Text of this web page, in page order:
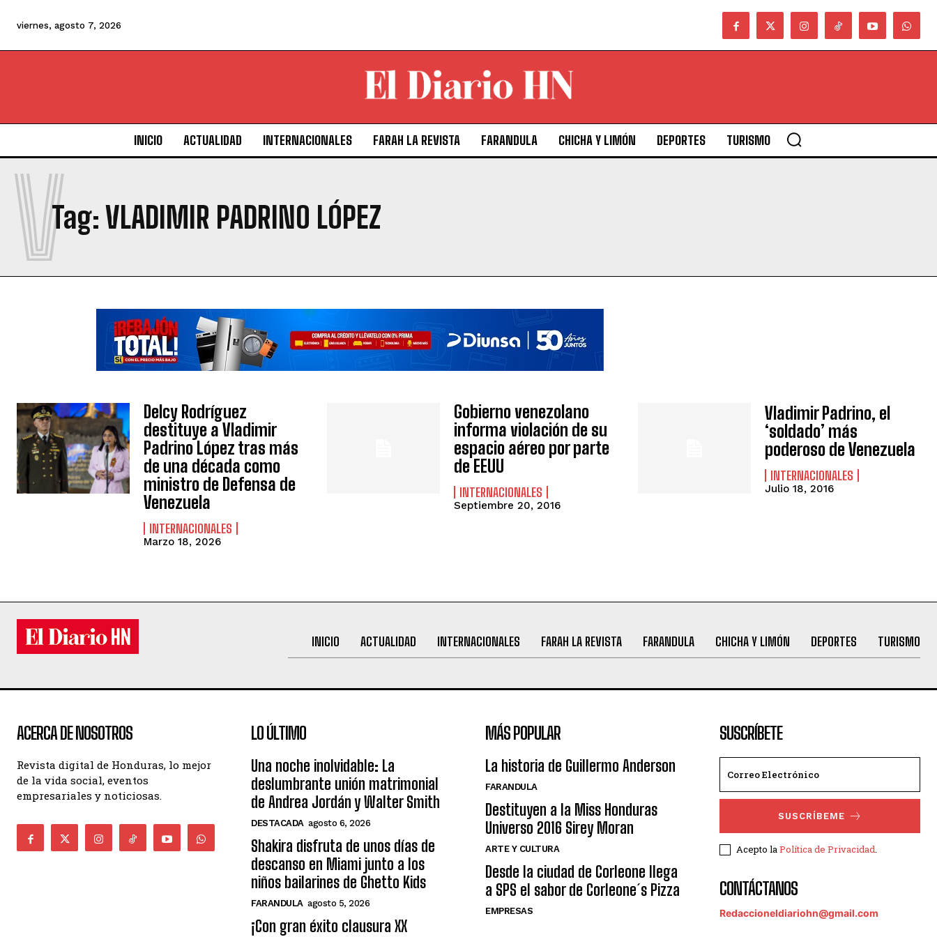
viernes, agosto 7, 2026
INICIO ACTUALIDAD INTERNACIONALES FARAH LA REVISTA FARANDULA CHICHA Y LIMÓN DEPORTES TURISMO
Tag: VLADIMIR PADRINO LÓPEZ
V
Delcy Rodríguez
destituye a Vladimir
Padrino López tras más
de una década como
ministro de Defensa de
Venezuela
INTERNACIONALES
Marzo 18, 2026
Gobierno venezolano
informa violación de su
espacio aéreo por parte
de EEUU
INTERNACIONALES
Septiembre 20, 2016
Vladimir Padrino, el
‘soldado’ más
poderoso de Venezuela
INTERNACIONALES
Julio 18, 2016
INICIO ACTUALIDAD INTERNACIONALES FARAH LA REVISTA FARANDULA CHICHA Y LIMÓN DEPORTES TURISMO
ACERCA DE NOSOTROS
Revista digital de Honduras, lo mejor
de la vida social, eventos
empresariales y noticiosas.
LO ÚLTIMO
Una noche inolvidable: La
deslumbrante unión matrimonial
de Andrea Jordán y Walter Smith
DESTACADA agosto 6, 2026
Shakira disfruta de unos días de
descanso en Miami junto a los
niños bailarines de Ghetto Kids
FARANDULA agosto 5, 2026
¡Con gran éxito clausura XX
MÁS POPULAR
La historia de Guillermo Anderson
FARANDULA
Destituyen a la Miss Honduras
Universo 2016 Sirey Moran
ARTE Y CULTURA
Desde la ciudad de Corleone llega
a SPS el sabor de Corleone´s Pizza
EMPRESAS
SUSCRÍBETE
SUSCRÍBEME
Acepto laPolítica de Privacidad.
CONTÁCTANOS
Redaccioneldiariohn@gmail.com